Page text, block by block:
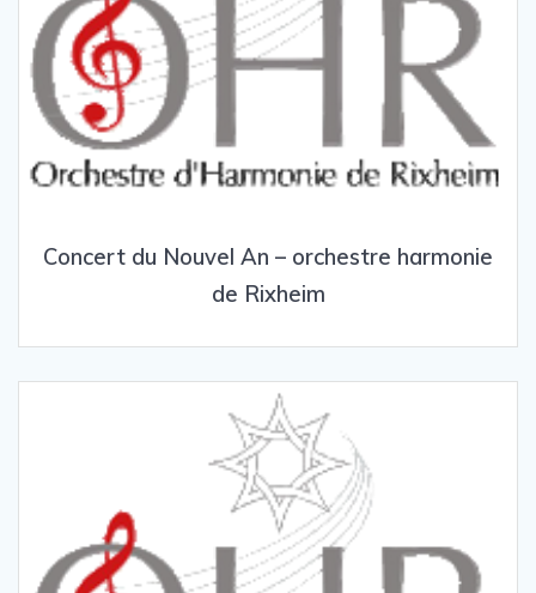
Concert du Nouvel An – orchestre harmonie
de Rixheim